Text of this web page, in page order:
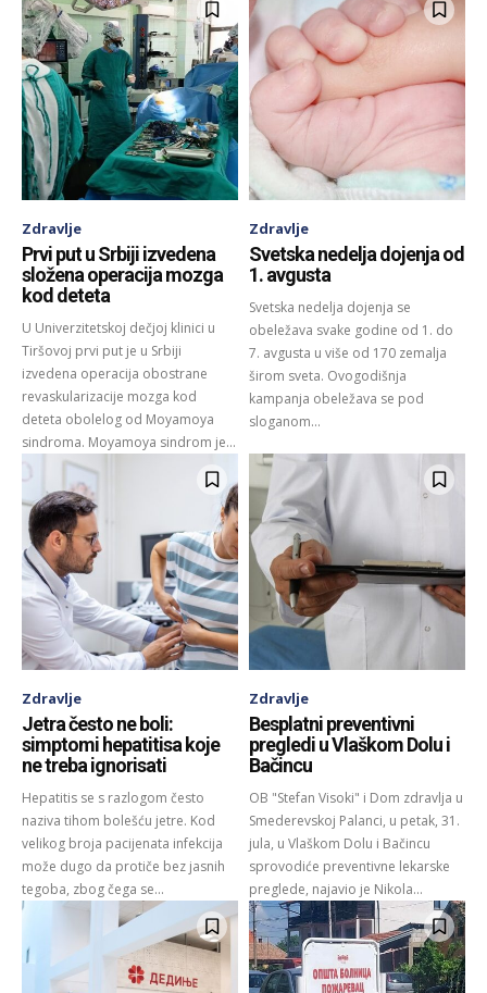
Zdravlje
Prvi put u Srbiji izvedena
složena operacija mozga
kod deteta
U Univerzitetskoj dečjoj klinici u
Tiršovoj prvi put je u Srbiji
izvedena operacija obostrane
revaskularizacije mozga kod
deteta obolelog od Moyamoya
sindroma. Moyamoya sindrom je...
Zdravlje
Svetska nedelja dojenja od
1. avgusta
Svetska nedelja dojenja se
obeležava svake godine od 1. do
7. avgusta u više od 170 zemalja
širom sveta. Ovogodišnja
kampanja obeležava se pod
sloganom...
Zdravlje
Jetra često ne boli:
simptomi hepatitisa koje
ne treba ignorisati
Hepatitis se s razlogom često
naziva tihom bolešću jetre. Kod
velikog broja pacijenata infekcija
može dugo da protiče bez jasnih
tegoba, zbog čega se...
Zdravlje
Besplatni preventivni
pregledi u Vlaškom Dolu i
Bačincu
OB "Stefan Visoki" i Dom zdravlja u
Smederevskoj Palanci, u petak, 31.
jula, u Vlaškom Dolu i Bačincu
sprovodiće preventivne lekarske
preglede, najavio je Nikola...